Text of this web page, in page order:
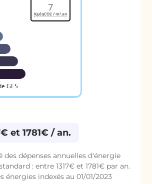
GES
7
KgéqCO2 / m².an
et 1781€ / an.
dépenses annuelles d'énergie
: entre 1317€ et 1781€ par an.
énergies indexés au 01/01/2023